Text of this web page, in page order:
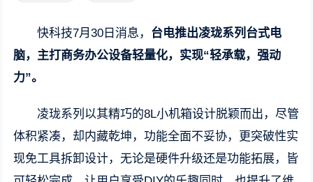
快科技7月30日消息， 台电推出凌珑系列台式电
脑，主打商务办公设备轻量化，实现“轻承载，强动
力”。
凌珑系列以其精巧的8L小机箱设计脱颖而出，尽管
体积紧凑，却内藏乾坤，功能全面不妥协，更突破性实
现免工具拆卸设计，无论是硬件升级还是功能拓展，皆